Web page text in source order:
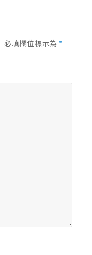
必填欄位標示為 *